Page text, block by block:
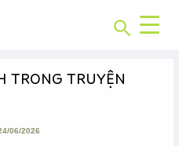
Search
TRUYỆN
06/2026